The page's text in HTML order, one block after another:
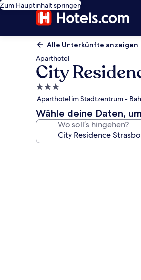
Zum Hauptinhalt springen
Alle Unterkünfte anzeigen
Aparthotel
City
3.0-
Sterne-
Unterkunft
Aparthotel im Stadtzentrum -
Wähle deine Daten,
Wo soll’s hingehen?